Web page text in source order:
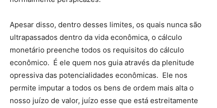
Apesar disso, dentro desses limites, os quais nunca são
ultrapassados dentro da vida econômica, o cálculo
monetário preenche todos os requisitos do cálculo
econômico. É ele quem nos guia através da plenitude
opressiva das potencialidades econômicas. Ele nos
permite imputar a todos os bens de ordem mais alta o
nosso juízo de valor, juízo esse que está estreitamente